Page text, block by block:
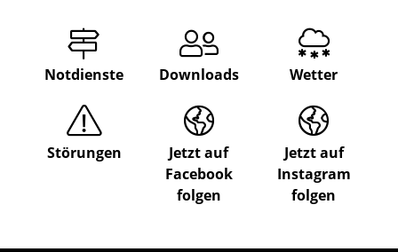
Notdienste Downloads Wetter
Störungen
Jetzt auf
Facebook
folgen
Jetzt auf
Instagram
folgen